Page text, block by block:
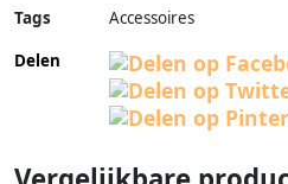
Tags
Accessoires
Delen